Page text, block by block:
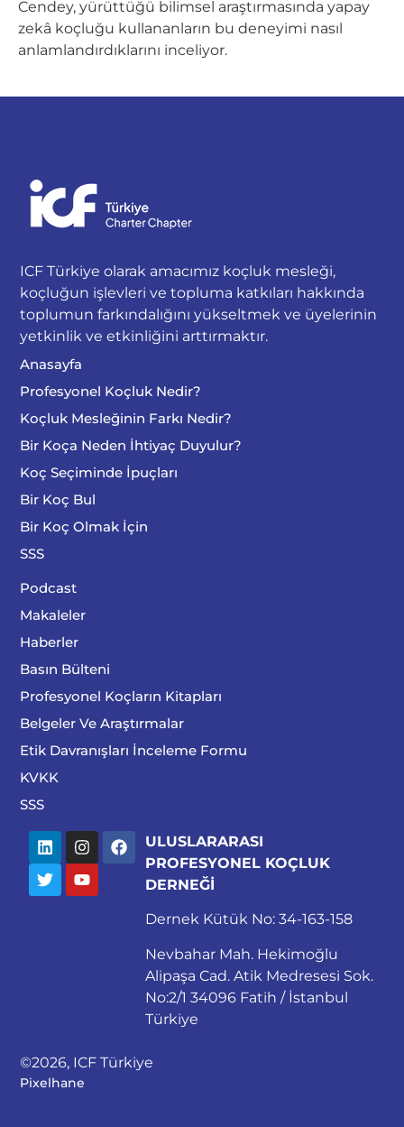
Cendey, yürüttüğü bilimsel araştırmasında yapay
zekâ koçluğu kullananların bu deneyimi nasıl
anlamlandırdıklarını inceliyor.
ICF Türkiye olarak amacımız koçluk mesleği,
koçluğun işlevleri ve topluma katkıları hakkında
toplumun farkındalığını yükseltmek ve üyelerinin
yetkinlik ve etkinliğini arttırmaktır.
Anasayfa
Profesyonel Koçluk Nedir?
Koçluk Mesleğinin Farkı Nedir?
Bir Koça Neden İhtiyaç Duyulur?
Koç Seçiminde İpuçları
Bir Koç Bul
Bir Koç Olmak İçin
SSS
Podcast
Makaleler
Haberler
Basın Bülteni
Profesyonel Koçların Kitapları
Belgeler Ve Araştırmalar
Etik Davranışları İnceleme Formu
KVKK
SSS
ULUSLARARASI
PROFESYONEL KOÇLUK
DERNEĞİ
Dernek Kütük No: 34-163-158
Nevbahar Mah. Hekimoğlu
Alipaşa Cad. Atik Medresesi Sok.
No:2/1 34096 Fatih / İstanbul
Türkiye
©2026, ICF Türkiye
Pixelhane